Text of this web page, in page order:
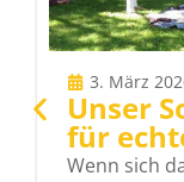
3. März
Unser
für
Wenn sich